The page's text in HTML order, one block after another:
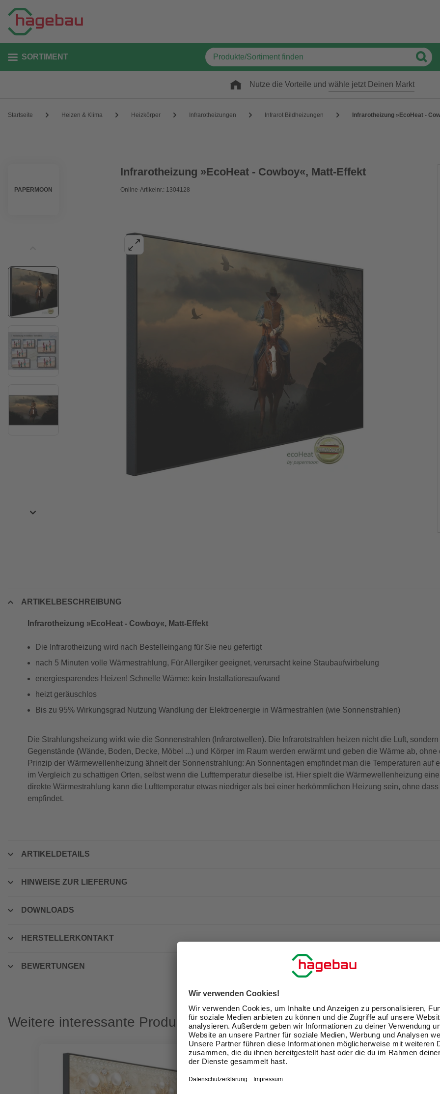
SORTIMENT
Nutze die Vorteile und wähle jetzt Deinen Markt
Startseite Heizen & Klima Heizkörper Infrarotheizungen Infrarot Bildheizungen Infrarotheizung »EcoHeat -
PAPERMOON
Infrarotheizung »EcoHeat - Cowboy«, Matt-Effekt
Online-Artikelnr.: 1304128
ARTIKELBESCHREIBUNG
Infrarotheizung »EcoHeat - Cowboy«, Matt-Effekt
Die Infrarotheizung wird nach Bestelleingang für Sie neu gefertigt
nach 5 Minuten volle Wärmestrahlung, Für Allergiker geeignet, verursacht keine Staubaufwirbelung
energiesparendes Heizen! Schnelle Wärme: kein Installationsaufwand
heizt geräuschlos
Bis zu 95% Wirkungsgrad Nutzung Wandlung der Elektroenergie in Wärmestrahlen (wie Sonnenstrahlen)
Die Strahlungsheizung wirkt wie die Sonnenstrahlen (Infrarotwellen). Die Infrarotstrahlen heizen nicht die Luft,
Gegenstände (Wände, Boden, Decke, Möbel ...) und Körper im Raum werden erwärmt und geben die Wärme ab,
Prinzip der Wärmewellenheizung ähnelt der Sonnenstrahlung: An Sonnentagen empfindet man die Temperaturen auf
im Vergleich zu schattigen Orten, selbst wenn die Lufttemperatur dieselbe ist. Hier spielt die Wärmewellenheizung
direkte Wärmestrahlung kann die Lufttemperatur etwas niedriger als bei einer herkömmlichen Heizung sein, ohne
empfindet.
ARTIKELDETAILS
HINWEISE ZUR LIEFERUNG
DOWNLOADS
HERSTELLERKONTAKT
BEWERTUNGEN
Weitere interessante Produkte